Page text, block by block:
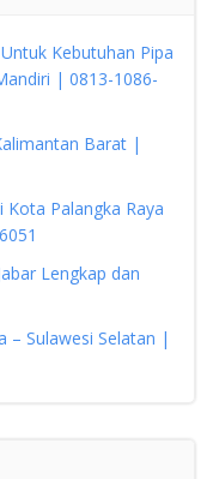
Kebutuhan Pipa
| 0813-1086-
Barat |
Kota Palangka Raya
Lengkap dan
– Sulawesi Selatan |